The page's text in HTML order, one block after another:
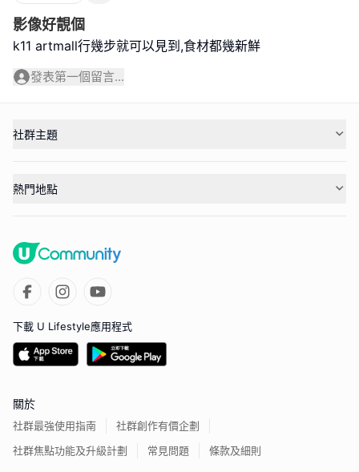
影像好靚個
k11 artmall行幾步就可以見到,食材都幾新鮮
發表第一個留言...
社群主題
熱門地點
下載 U Lifestyle應用程式
關於
社群最強使用指南
社群創作有價企劃
社群焦點功能及升級計劃
常見問題 條款及細則